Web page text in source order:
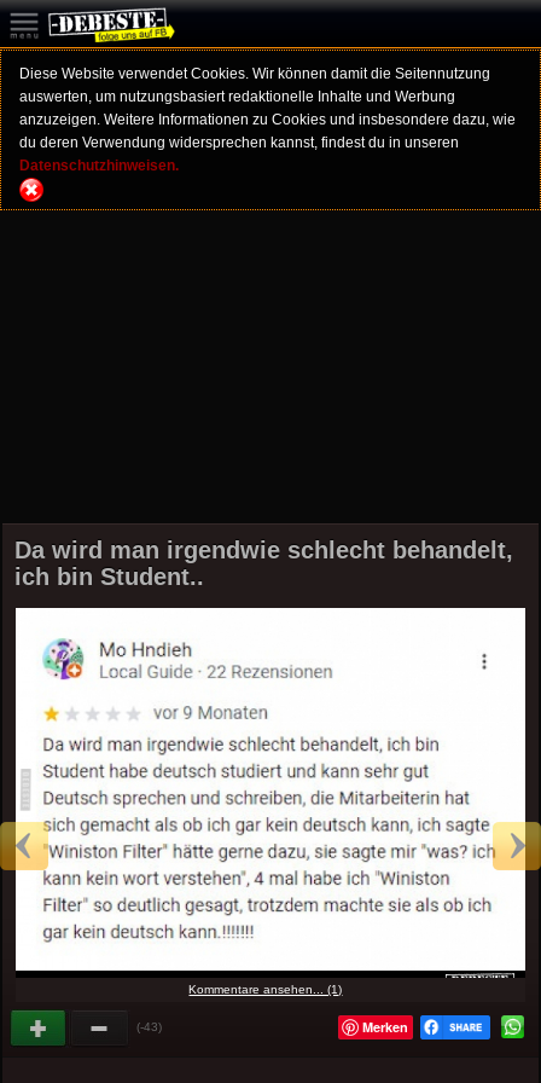
Diese Website verwendet Cookies. Wir können damit die Seitennutzung
auswerten, um nutzungsbasiert redaktionelle Inhalte und Werbung
anzuzeigen. Weitere Informationen zu Cookies und insbesondere dazu, wie
du deren Verwendung widersprechen kannst, findest du in unseren
Datenschutzhinweisen.
Da wird man irgendwie schlecht behandelt,
ich bin Student..
Kommentare ansehen... (1)
(-43) Merken